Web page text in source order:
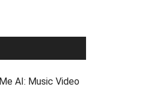
AI: Music Video